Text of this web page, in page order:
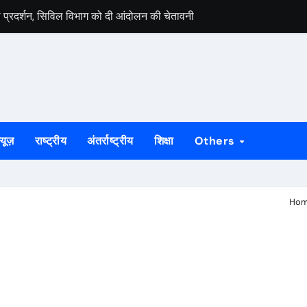
सिविल विभाग को दी आंदोलन की चेतावनी
मिली तो केक-चॉकलेट खाकर हुए फरार
तस्कर गिरफ्तार, चार नाबालिग बालिकाओं को बचाया
गिरफ्तार, हरियाणा से पकड़कर पलामू लाई पुलिस
राष्ट्रीय अंतर्राष्ट्रीय शिक्षा Others